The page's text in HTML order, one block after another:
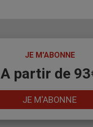
JE M'ABONNE
A partir de
JE M'ABONNE